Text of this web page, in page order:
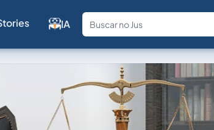
IA
Fale com a IA